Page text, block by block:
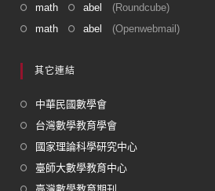
math
abel
(Roundcube)
math
abel (Openwebmail)
其它連結
中華民國數學會
台灣數學教育學會
國家理論科學研究中心
臺師大數學教育中心